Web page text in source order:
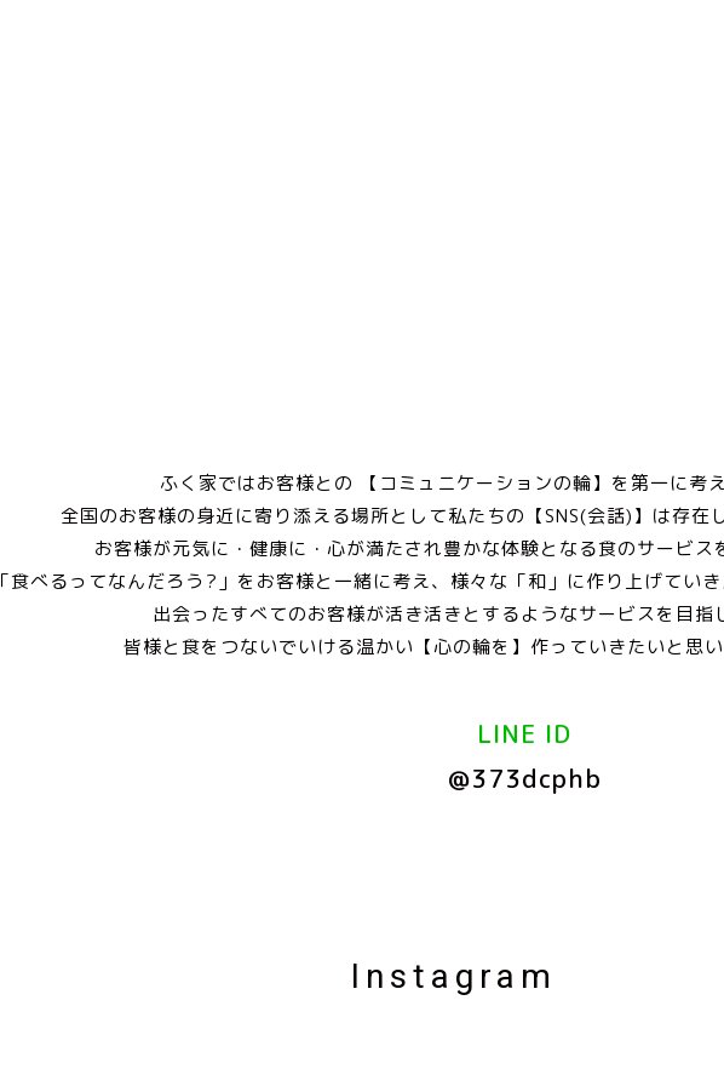
ふく家ではお客様との 【コミュニケーションの輪】を第一に考え
全国のお客様の身近に寄り添える場所として私たちの【SNS(会話)】は存在
お客様が元気に・健康に・心が満たされ豊かな体験となる食のサービス
「食べるってなんだろう?」をお客様と一緒に考え、様々な「和」に作り上げていき
出会ったすべてのお客様が活き活きとするようなサービスを目指
皆様と食をつないでいける温かい【心の輪を】作っていきたいと思い
LINE ID
@373dcphb
Instagram